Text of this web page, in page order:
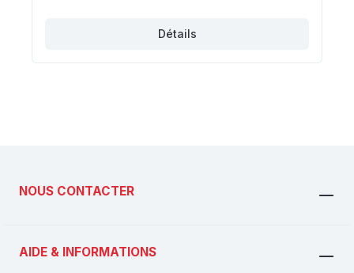
Détails
NOUS CONTACTER
AIDE & INFORMATIONS